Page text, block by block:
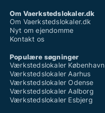
Om Vaerkstedslokaler.dk
Om Vaerkstedslokaler.dk
Nyt om ejendomme
Kontakt os
Populære søgninger
Værkstedslokaler København
Værkstedslokaler Aarhus
Værkstedslokaler Odense
Værkstedslokaler Aalborg
Værkstedslokaler Esbjerg